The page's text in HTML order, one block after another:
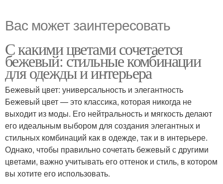
Вас может заинтересовать
С какими цветами сочетается
бежевый: стильные комбинации
для одежды и интерьера
Бежевый цвет: универсальность и элегантность
Бежевый цвет — это классика, которая никогда не
выходит из моды. Его нейтральность и мягкость делают
его идеальным выбором для создания элегантных и
стильных комбинаций как в одежде, так и в интерьере.
Однако, чтобы правильно сочетать бежевый с другими
цветами, важно учитывать его оттенок и стиль, в котором
вы хотите его использовать.